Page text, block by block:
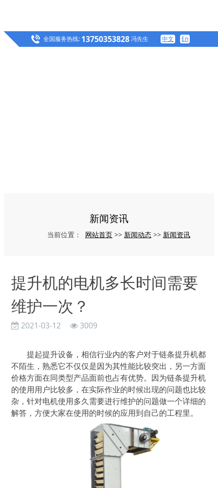
全国服务热线: 13750353828冯先生 中文 En
新闻资讯
当前位置： 网站首页 >> 新闻动态 >> 新闻资讯
提升机的电机多长时间需要
维护一次？
2021-03-12 3009
提起提升设备，相信行业内的客户对于链条提升机都
不陌生，熟悉它不仅仅是因为其性能比较突出，另一方面
价格方面在同类型产品面前也占有优势。因为链条提升机
的使用用户比较多，在实际作业的时候出现的问题也比较
杂，针对电机使用多久需要进行维护的问题做一个详细的
解答，方便大家在使用的时候的应用到自己的工程里。